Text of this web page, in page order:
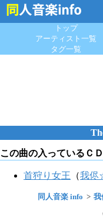
トップ
アーティスト一覧
タグ一覧
この曲の入っているＣＤ
首狩り女王 （我侭
同人音楽 info